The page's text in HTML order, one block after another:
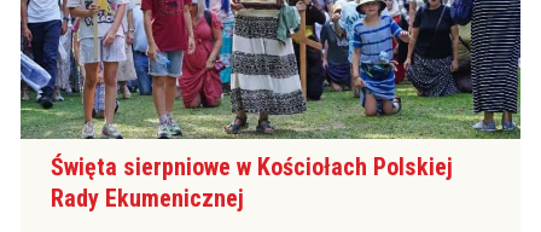
Święta sierpniowe w Kościołach Polskiej
Rady Ekumenicznej